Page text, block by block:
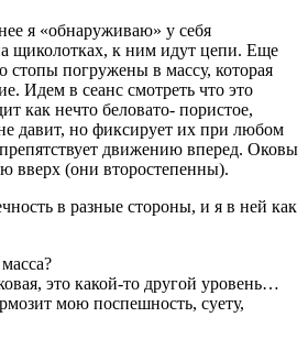
я «обнаруживаю» у себя
щиколотках, к ним идут цепи. Еще
стопы погружены в массу, которая
Идем в сеанс смотреть что это
как нечто беловато- пористое,
давит, но фиксирует их при любом
движению вперед. Оковы
вверх (они второстепенны).
в разные стороны, и я в ней как
это какой-то другой уровень…
мою поспешность, суету,